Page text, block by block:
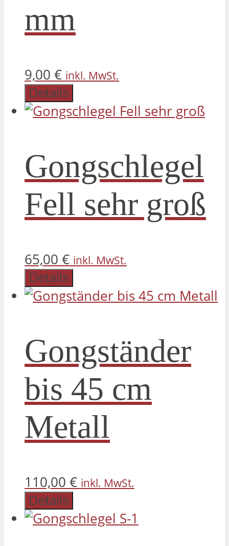
mm
9,00 € inkl. MwSt.
Details
Gongschlegel
Fell sehr groß
65,00 € inkl. MwSt.
Details
Gongständer
bis 45 cm
Metall
110,00 € inkl. MwSt.
Details